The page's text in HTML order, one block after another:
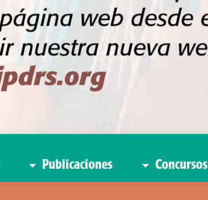
Publicaciones Concursos